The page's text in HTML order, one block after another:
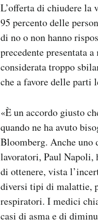
L’offerta di chiudere la
95 percento delle
di no o non hanno
precedente presentata a
considerata troppo
che a favore delle parti
«È un accordo giusto
quando ne ha avuto
Bloomberg. Anche uno
lavoratori, Paul Napoli,
di ottenere, vista
diversi tipi di malattie,
respiratori. I medici
casi di asma e di